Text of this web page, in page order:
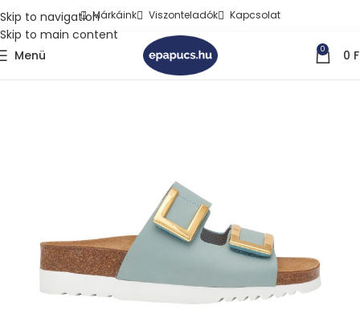
Skip to navigation
Skip to main content
Márkáink Viszonteladók Kapcsolat
Menü 0 0